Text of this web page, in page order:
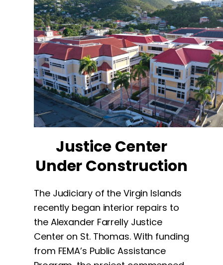
Justice Center
Under Construction
The Judiciary of the Virgin Islands
recently began interior repairs to
the Alexander Farrelly Justice
Center on St. Thomas. With funding
from FEMA’s Public Assistance